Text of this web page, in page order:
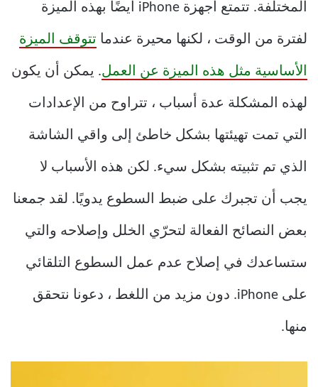
المختلفة. تتمتع أجهزة iPhone أيضًا بهذه الميزة
لفترة من الوقت ، لكنها محيرة عندما تتوقف الميزة
الأساسية مثل هذه الميزة عن العمل. يمكن أن يكون
لهذه المشكلة عدة أسباب ، تتراوح من الإعدادات
التي تمت تهيئتها بشكل خاطئ إلى واقي الشاشة
الذي تم تثبيته بشكل سيء. لكن هذه الأسباب لا
يجب أن تجبرك على ضبط السطوع يدويًا. لقد جمعنا
بعض النصائح الفعالة لتحرّي الخلل وإصلاحه والتي
ستساعدك في إصلاح عدم عمل السطوع التلقائي
على iPhone. دون مزيد من اللغط ، دعونا نتحقق
منها.